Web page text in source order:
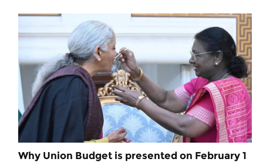
Why Union Budget is presented on February 1